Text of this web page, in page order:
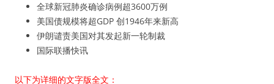
全球新冠肺炎确诊病例超3600万例
美国债规模将超GDP 创1946年来新高
伊朗谴责美国对其发起新一轮制裁
国际联播快讯
以下为详细的文字版全文：